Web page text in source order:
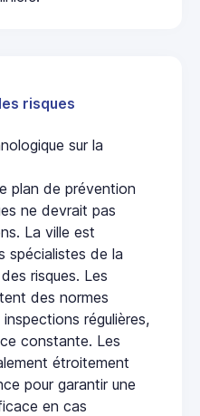
risques
sur la
plan de prévention
ne devrait pas
La ville est
spécialistes de la
risques. Les
des normes
régulières,
constante. Les
étroitement
pour garantir une
en cas